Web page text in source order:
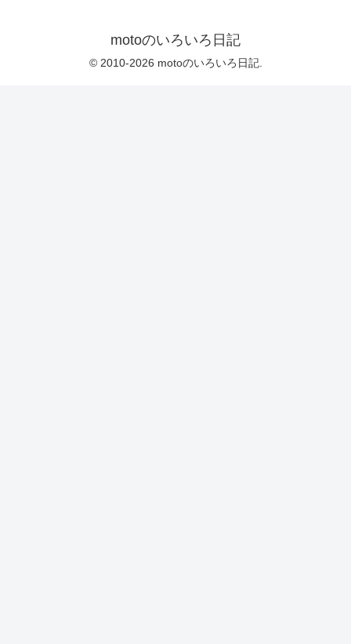
motoのいろいろ日記
© 2010-2026 motoのいろいろ日記.